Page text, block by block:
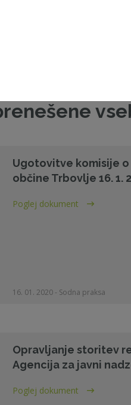
a s
Ugotovitve komisije
občine Trbovlje 16. 1.
Poglej dokument
16. 01. 2020 - Sodna praksa
Opravljanje storitev
Agencija za javni
Poglej dokument